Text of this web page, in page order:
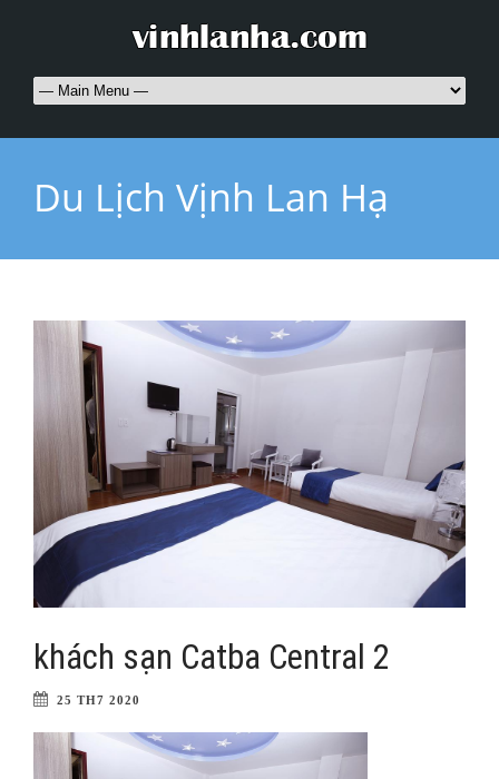
Du Lịch Vịnh Lan Hạ
khách sạn Catba Central 2
25 TH7 2020